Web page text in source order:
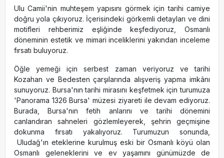
Ulu Camii'nin muhteşem yapısını görmek için tarihi camiye
doğru yola çıkıyoruz. İçerisindeki görkemli detayları ve dini
motifleri rehberimiz eşliğinde keşfediyoruz, Osmanlı
döneminin estetik ve mimari inceliklerini yakından inceleme
fırsatı buluyoruz.
Öğle yemeği için serbest zaman veriyoruz ve tarihi
Kozahan ve Bedesten çarşılarında alışveriş yapma imkânı
sunuyoruz. Bursa'nın tarihi mirasını keşfetmek için turumuza
'Panorama 1326 Bursa' müzesi ziyareti ile devam ediyoruz.
Burada, Bursa'nın fetih anlarını ve tarihi dönemini
canlandıran sahneleri gözlemleyerek, şehrin geçmişine
dokunma fırsatı yakalıyoruz. Turumuzun sonunda,
Uludağ'ın eteklerine kurulmuş eski bir Osmanlı köyü olan
Osmanlı geleneklerini ve ev yaşamını günümüzde de